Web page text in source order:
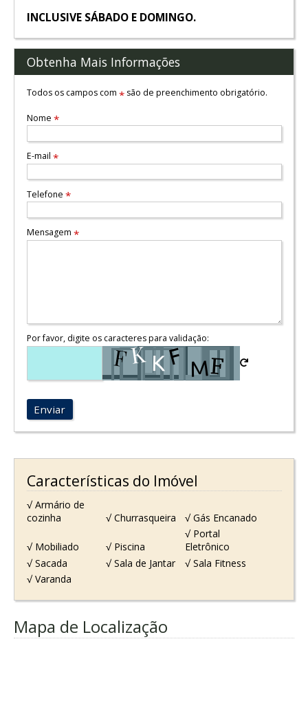
INCLUSIVE SÁBADO E DOMINGO.
Obtenha Mais Informações
Todos os campos com *são de preenchimento obrigatório.
Nome *
E-mail *
Telefone *
Mensagem *
Por favor, digite os caracteres para validação:
Enviar
Características do Imóvel
√ Armário de
cozinha
√ Churrasqueira √ Gás Encanado
√ Mobiliado √ Piscina
√ Portal
Eletrônico
√ Sacada
√ Sala de Jantar
√ Sala Fitness
√ Varanda
Mapa de Localização